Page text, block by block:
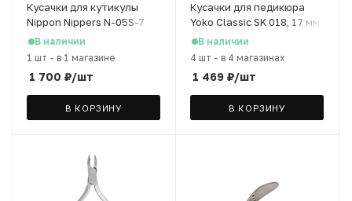
Кусачки для кутикулы
Nippon Nippers N-05S-7
японская сталь, 7 мм
В наличии
1 шт - в 1 магазине
1 700 ₽/шт
В КОРЗИНУ
Кусачки для педикюра
Yoko Classic SK 018, 17 мм
В наличии
4 шт - в 4 магазинах
1 469 ₽/шт
В КОРЗИНУ